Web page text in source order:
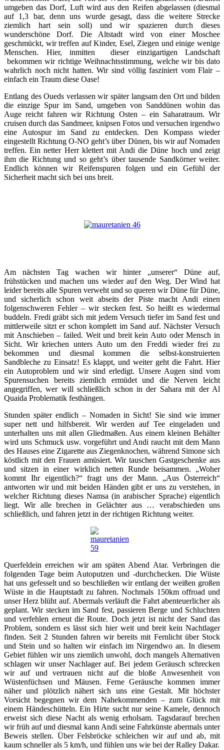
umgeben das Dorf, Luft wird aus den Reifen abgelassen (diesmal
auf 1,3 bar, denn uns wurde gesagt, dass die weitere Strecke
ziemlich hart sein soll) und wir spazieren durch dieses
wunderschöne Dorf. Die Altstadt wird von einer Moschee
geschmückt, wir treffen auf Kinder, Esel, Ziegen und einige wenige
Menschen. Hier, inmitten dieser einzigartigen Landschaft
bekommen wir richtige Weihnachtsstimmung, welche wir bis dato
wahrlich noch nicht hatten. Wir sind völlig fasziniert vom Flair –
einfach ein Traum diese Oase!
Entlang des Oueds verlassen wir später langsam den Ort und bilden
die einzige Spur im Sand, umgeben von Sanddünen wohin das
Auge reicht fahren wir Richtung Osten – ein Saharatraum. Wir
cruisen durch das Sandmeer, knipsen Fotos und versuchen irgendwo
eine Autospur im Sand zu entdecken. Den Kompass wieder
eingestellt Richtung O-NO geht’s über Dünen, bis wir auf Nomaden
treffen. Ein netter Herr klettert mit Andi die Düne hoch und zeigt
ihm die Richtung und so geht’s über tausende Sandkörner weiter.
Endlich können wir Reifenspuren folgen und ein Gefühl der
Sicherheit macht sich bei uns breit.
Am nächsten Tag wachen wir hinter „unserer“ Düne auf,
frühstücken und machen uns wieder auf den Weg. Der Wind hat
leider bereits alle Spuren verweht und so queren wir Düne für Düne,
und sicherlich schon weit abseits der Piste macht Andi einen
folgenschweren Fehler – wir stecken fest. So heißt es wiedermal
buddeln. Fredi gräbt sich mit jedem Versuch tiefer im Sand fest und
mittlerweile sitzt er schon komplett im Sand auf. Nächster Versuch
mit Anschieben – failed. Weit und breit kein Auto oder Mensch in
Sicht. Wir kriechen unters Auto um den Freddi wieder frei zu
bekommen und diesmal kommen die selbst-konstruierten
Sandbleche zu Einsatz! Es klappt, und weiter geht die Fahrt. Hier
ein Autoproblem und wir sind erledigt. Unsere Augen sind vom
Spurensuchen bereits ziemlich ermüdet und die Nerven leicht
angegriffen, wer will schließlich schon in der Sahara mit der Al
Quaida Problematik festhängen.
Stunden später endlich – Nomaden in Sicht! Sie sind wie immer
super nett und hilfsbereit. Wir werden auf Tee eingeladen und
unterhalten uns mit allen Gliedmaßen. Aus einem kleinen Behälter
wird uns Schmuck usw. vorgeführt und Andi raucht mit dem Mann
des Hauses eine Zigarette aus Ziegenknochen, während Simone sich
köstlich mit den Frauen amüsiert. Wir tauschen Gastgeschenke aus
und sitzen in einer wirklich netten Runde beisammen. „Woher
kommt Ihr eigentlich?“ fragt uns der Mann. „Aus Österreich“
antworten wir und mit beiden Händen gibt er uns zu verstehen, in
welcher Richtung dieses Namsa (in arabischer Sprache) eigentlich
liegt. Wir alle brechen in Gelächter aus … verabschieden uns
schließlich, und fahren jetzt in der richtigen Richtung weiter.
Querfeldein erreichen wir am späten Abend Atar. Verbringen die
folgenden Tage beim Autoputzen und -durchchecken. Die Wüste
hat uns gefesselt und so beschließen wir entlang der weißen großen
Wüste in die Hauptstadt zu fahren. Nochmals 150km offroad und
unser Herz blüht auf. Abermals verläuft die Fahrt abenteuerlicher als
geplant. Wir stecken im Sand fest, passieren Berge und Schluchten
und verfehlen erneut die Route. Doch jetzt ist nicht der Sand das
Problem, sondern es lässt sich hier weit und breit kein Nachtlager
finden. Seit 2 Stunden fahren wir bereits mit Fernlicht über Stock
und Stein und so halten wir einfach im Nirgendwo an. In diesem
Gebiet fühlen wir uns ziemlich unwohl, doch mangels Alternativen
schlagen wir unser Nachlager auf. Bei jedem Geräusch schrecken
wir auf und vertrauen nicht auf die bloße Anwesenheit von
Wüstenfüchsen und Mäusen. Ferne Geräusche kommen immer
näher und plötzlich nähert sich uns eine Gestalt. Mit höchster
Vorsicht begegnen wir dem Nahekommenden – zum Glück mit
einem Händeschütteln. Ein Hirte sucht nur seine Kamele, dennoch
erweist sich diese Nacht als wenig erholsam. Tagsdarauf brechen
wir früh auf und diesmal kann Andi seine Fahrkünste abermals unter
Beweis stellen. Über Felsbröcke schleichen wir auf und ab, mit
kaum schneller als 5 km/h, und fühlen uns wie bei der Ralley Dakar.